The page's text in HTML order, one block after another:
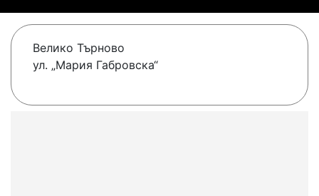
Велико Търново
ул. „Мария Габровска“